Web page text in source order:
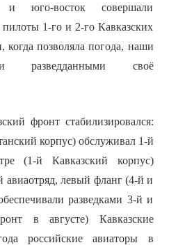
юго-восток совершали
1-го и 2-го Кавказских
позволяла погода, наши
разведданными своё
фронт стабилизировался:
корпус) обслуживал 1-й
(1-й Кавказский корпус)
авиаотряд, левый фланг (4-й и
разведками 3-й и
в августе) Кавказские
российские авиаторы в